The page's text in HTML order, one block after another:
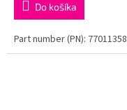
Do košíka
Part number (PN): 77011358